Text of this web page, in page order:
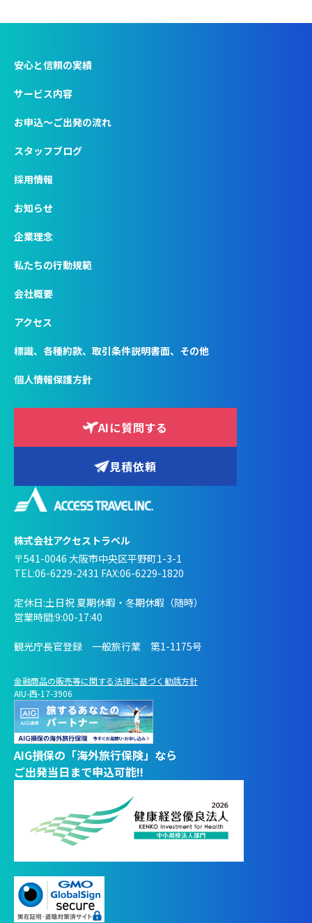
株式会社アクセストラベル
〒541-0046 大阪市中央区平野町1-3-1
TEL:06-6229-2431 FAX:06-6229-1820
定休日:土日祝 夏期休暇・冬期休暇（随時）
営業時間:9:00-17:40
観光庁長官登録 一般旅行業 第1-1175号
安心と信頼の実績
サービス内容
お申込〜ご出発の流れ
スタッフブログ
採用情報
お知らせ
企業理念
私たちの行動規範
会社概要
アクセス
標識、各種約款、取引条件説明書面、その他
個人情報保護方針
AIに質問する
見積依頼
金融商品の販売等に関する法律に基づく勧誘方針
AIU-西-17-3906
AIG損保の「海外旅行保険」なら
ご出発当日まで申込可能!!